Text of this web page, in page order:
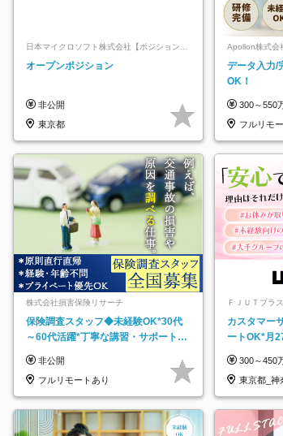
日本マイクロソフト株式会社【ポジションマ
ッチ登録】
オープンポジション
非公開
東京都
Apollon株式会
データ入力/
OK！
300～550
フルリモ
株式会社損害保険リサーチ
保険調査スタッフ◆未経験OK*30代
～60代活躍*丁寧な講習・サポートあ
託
非公開
フルリモートあり
ＦＪＵＴプラ
カスタマー
ートOK*月
300～450
東京都_神
知県…